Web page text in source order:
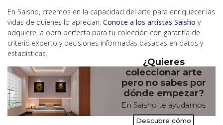
En Saisho, creemos en la capacidad del arte para enriquecer las
vidas de quienes lo aprecian. Conoce a los artistas Saisho y
adquiere la obra perfecta para tu colección con garantía de
criterio experto y decisiones informadas basadas en datos y
estadísticas.
¿Quieres
coleccionar arte
pero no sabes por
dónde empezar?
En Saisho te ayudamos
Descubre cómo